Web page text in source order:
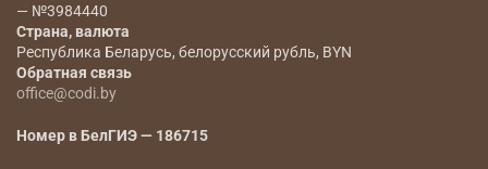
— №3984440
Страна, валюта
Республика Беларусь, белорусский рубль, BYN
Обратная связь
office@codi.by
Номер в БелГИЭ — 186715